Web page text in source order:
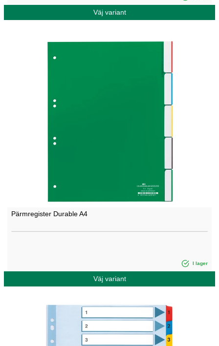
Väj variant
Pärmregister Durable A4
I lager
Väj variant